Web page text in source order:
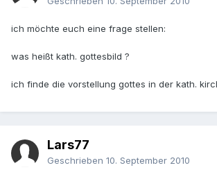
ich möchte euch eine frage stellen:
was heißt kath. gottesbild ?
ich finde die vorstellung gottes in der kath.
Lars77
Geschrieben 10. September 2010